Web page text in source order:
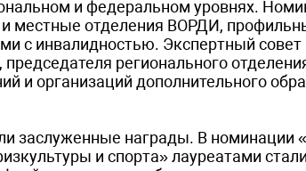
и федеральном уровнях.
и местные отделения ВОРДИ,
с инвалидностью. Экспертный совет
регионального
и организаций дополнительного
заслуженные награды. В номинации
и спорта» лауреатами